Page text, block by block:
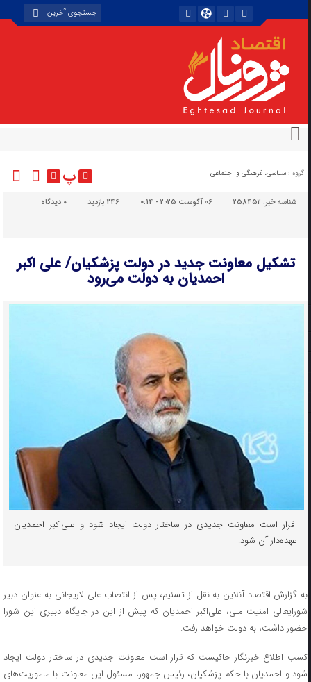
گروه : سیاسی، فرهنگی و اجتماعی پ
شناسه خبر:258452 06 آگوست 2025 - 0:14 246 بازدید دیدگاه
تشکیل معاونت جدید در دولت پزشکیان/ علی اکبر
احمدیان به دولت می‌رود
قرار است معاونت جدیدی در ساختار دولت ایجاد شود و علی‌اکبر احمدیان
عهده‌دار آن شود.
به گزارش اقتصاد آنلاین به نقل از تسنیم، پس از انتصاب علی لاریجانی به عنوان دبیر
شورایعالی امنیت ملی، علی‌اکبر احمدیان که پیش از این در جایگاه دبیری این شورا
حضور داشت، به دولت خواهد رفت.
کسب اطلاع خبرنگار حاکیست که قرار است معاونت جدیدی در ساختار دولت ایجاد
شود و احمدیان با حکم پزشکیان، رئیس جمهور، مسئول این معاونت با ماموریت‌های